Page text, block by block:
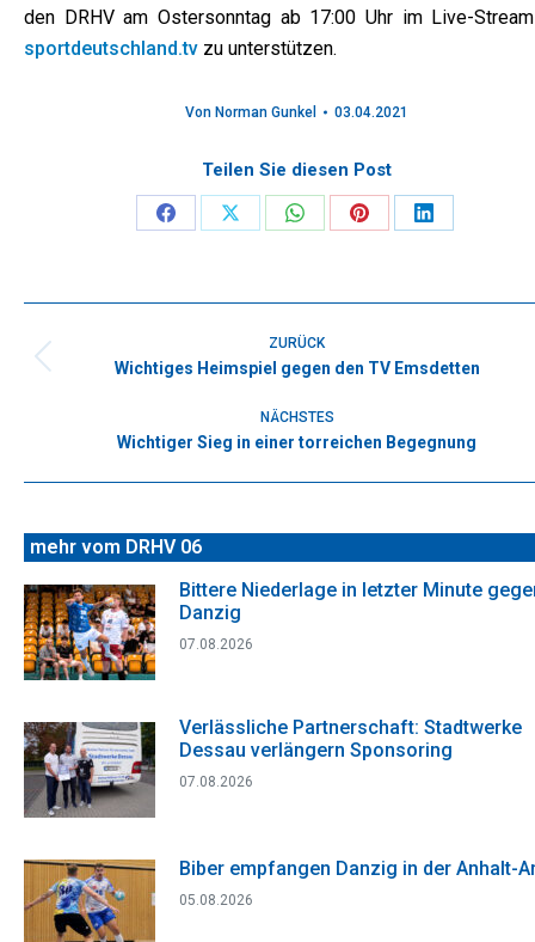
den DRHV am Ostersonntag ab 17:00 Uhr im Live-
sportdeutschland.tv zu unterstützen.
Von Norman Gunkel 03.04.2021
Teilen Sie diesen Post
Share
Facebook
Share
X
Share
WhatsApp
Share
Pinterest
Share
LinkedIn
ZURÜCK
Vorheriger
Wichtiges Heimspiel gegen den TV Emsdetten
NÄCHSTES
Nächster
Wichtiger Sieg in einer torreichen Begegnung
mehr vom DRHV 06
Bittere Niederlage in letzter Minute
Danzig
07.08.2026
Verlässliche Partnerschaft: Stadtwerke
Dessau verlängern Sponsoring
07.08.2026
Biber empfangen Danzig in der Anhalt-
05.08.2026